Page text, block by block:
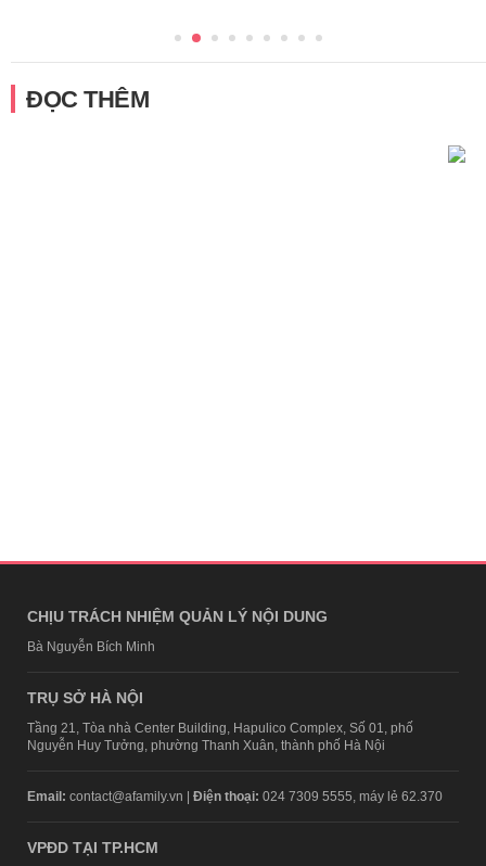
ĐỌC THÊM
CHỊU TRÁCH NHIỆM QUẢN LÝ NỘI DUNG
Bà Nguyễn Bích Minh
TRỤ SỞ HÀ NỘI
Tầng 21, Tòa nhà Center Building, Hapulico Complex, Số 01, phố
Nguyễn Huy Tưởng, phường Thanh Xuân, thành phố Hà Nội
Email: contact@afamily.vn | Điện thoại: 024 7309 5555, máy lẻ 62.370
VPĐD TẠI TP.HCM